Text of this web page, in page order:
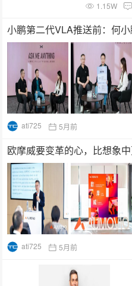
1.15W
小鹏第二代VLA推送前：何
ati725 5月前
欧摩威要变革的心，比想象
ati725 5月前